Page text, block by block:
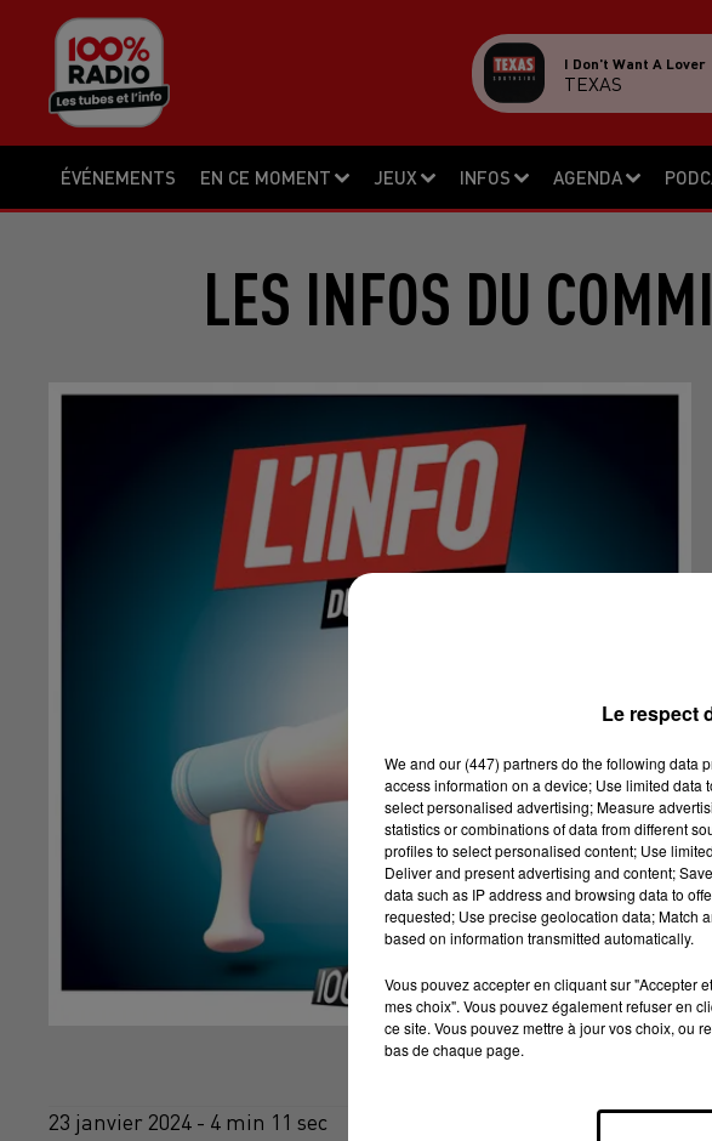
ÉVÉNEMENTS EN CE MOMENT JEUX INFOS AGENDA
I Don't Want A Lover
TEXAS
LES INFOS DU
23 janvier 2024 - 4 min 11 sec
Le respect
We and our (447) partnersdo the following data
access information on a device; Use limited
select personalised advertising; Measure
statistics or combinations of data from different
profiles to select personalised content; Use
Deliver and present advertising and content;
data such as IP address and browsing data to
requested; Use precise geolocation data; Match
based on information transmitted automatically.
Vous pouvez accepter en cliquant sur "Accepter
mes choix". Vous pouvez également refuser en
ce site. Vous pouvez mettre à jour vos choix, ou
bas de chaque page.